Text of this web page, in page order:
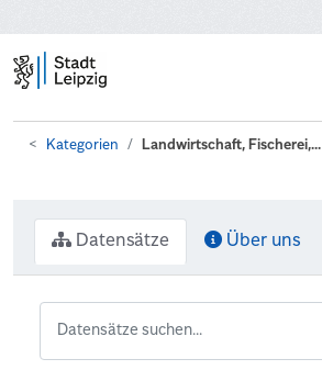
Kategorien Landwirtschaft, Fischerei,...
Datensätze Über uns